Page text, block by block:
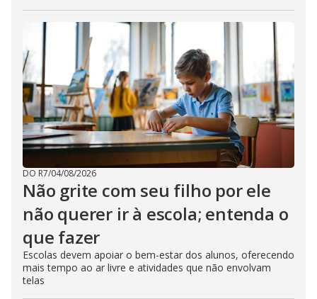
DO R7/04/08/2026
Não grite com seu filho por ele
não querer ir à escola; entenda o
que fazer
Escolas devem apoiar o bem-estar dos alunos, oferecendo
mais tempo ao ar livre e atividades que não envolvam
telas